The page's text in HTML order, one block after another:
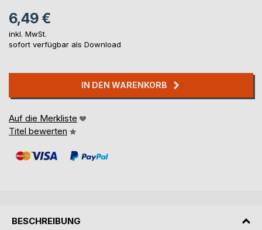
6,49 €
inkl. MwSt.
sofort verfügbar als Download
IN DEN WARENKORB
Auf die Merkliste
Titel bewerten
BESCHREIBUNG